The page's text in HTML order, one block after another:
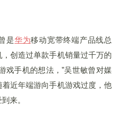
是华为移动宽带终端产品线总
创造过单款手机销量过千万的
戏手机的想法，”吴世敏曾对媒
近年端游向手机游戏过度，他
来。